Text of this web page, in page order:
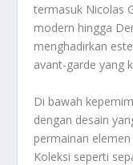
termasuk Nicolas
modern hingga
menghadirkan
avant-garde yang
Di bawah
dengan desain
permainan
Koleksi seperti